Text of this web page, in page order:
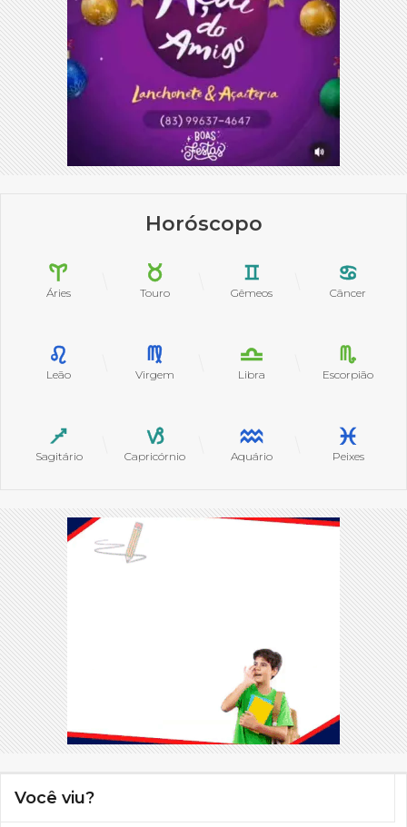
Horóscopo
Áries Touro Gêmeos Câncer
Leão Virgem Libra Escorpião
Sagitário Capricórnio Aquário Peixes
Você viu?